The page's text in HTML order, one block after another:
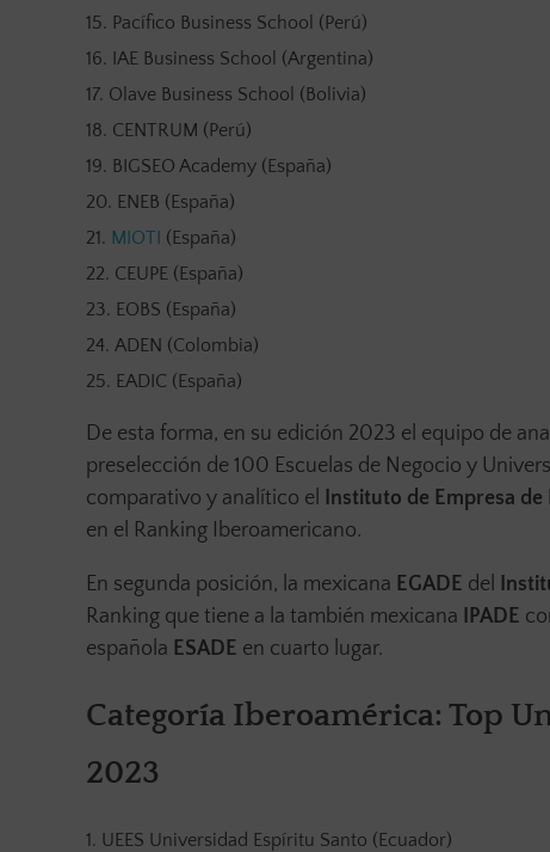
Pacífico Business School (Perú)
IAE Business School (Argentina)
Olave Business School (Bolivia)
CENTRUM (Perú)
BIGSEO Academy (España)
ENEB (España)
MIOTI (España)
CEUPE (España)
EOBS (España)
ADEN (Colombia)
EADIC (España)
De esta forma, en su edición 2023 el equipo de
preselección de 100 Escuelas de Negocio y
comparativo y analítico el Instituto de Empresa de
en el Ranking Iberoamericano.
En segunda posición, la mexicana EGADE del
Ranking que tiene a la también mexicana IPADE
española ESADE en cuarto lugar.
Categoría Iberoamérica: Top
2023
UEES Universidad Espíritu Santo (Ecuador)